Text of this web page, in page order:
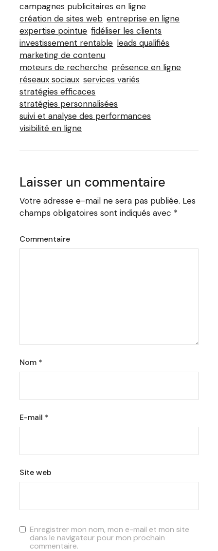
campagnes publicitaires en ligne
création de sites web entreprise en ligne
expertise pointue fidéliser les clients
investissement rentable leads qualifiés
marketing de contenu
moteurs de recherche présence en ligne
réseaux sociaux services variés
stratégies efficaces
stratégies personnalisées
suivi et analyse des performances
visibilité en ligne
Laisser un commentaire
Votre adresse e-mail ne sera pas publiée. Les
champs obligatoires sont indiqués avec *
Commentaire
Nom *
E-mail *
Site web
Enregistrer mon nom, mon e-mail et mon site
dans le navigateur pour mon prochain
commentaire.